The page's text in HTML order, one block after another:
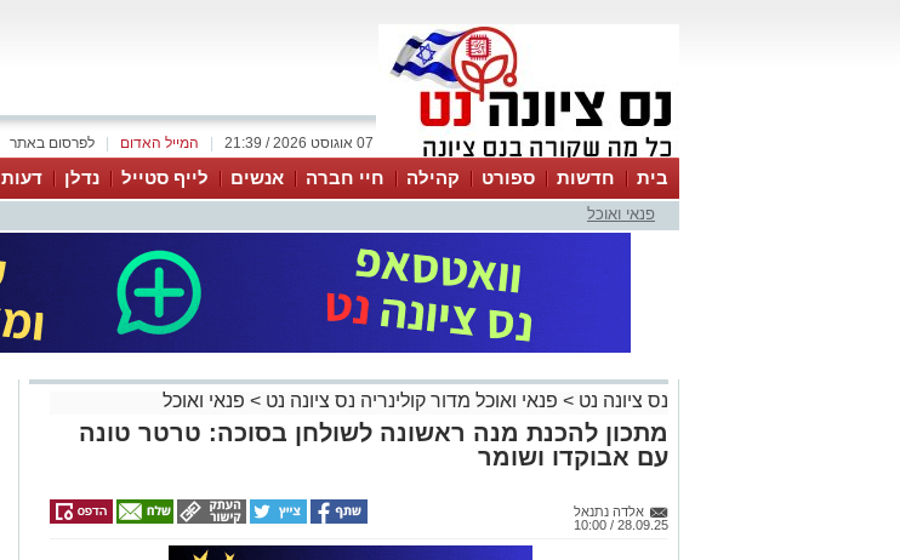
לפרסום באתר המייל האדום 07 אוגוסט 2026 / 21:39
בית חדשות ספורט קהילה חיי חברה אנשים לייף סטייל נדלן דעות
פנאי ואוכל
נס ציונה נט > פנאי ואוכל מדור קולינריה נס ציונה נט > פנאי ואוכל
מתכון להכנת מנה ראשונה לשולחן בסוכה: טרטר טונה
עם אבוקדו ושומר
אלדה נתנאל
28.09.25 / 10:00